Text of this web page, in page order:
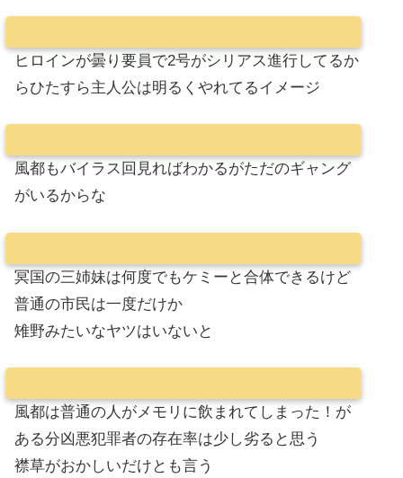
ヒロインが曇り要員で2号がシリアス進行してるか
らひたすら主人公は明るくやれてるイメージ
風都もバイラス回見ればわかるがただのギャング
がいるからな
冥国の三姉妹は何度でもケミーと合体できるけど
普通の市民は一度だけか
雉野みたいなヤツはいないと
風都は普通の人がメモリに飲まれてしまった！が
ある分凶悪犯罪者の存在率は少し劣ると思う
襟草がおかしいだけとも言う